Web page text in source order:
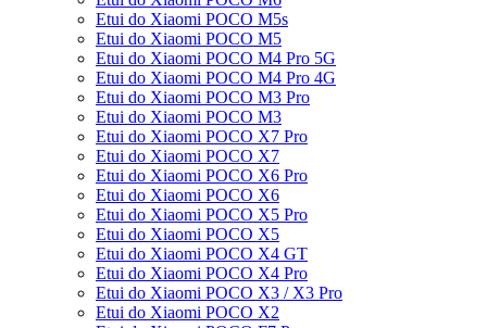
Etui do Xiaomi POCO M5s
Etui do Xiaomi POCO M5
Etui do Xiaomi POCO M4 Pro 5G
Etui do Xiaomi POCO M4 Pro 4G
Etui do Xiaomi POCO M3 Pro
Etui do Xiaomi POCO M3
Etui do Xiaomi POCO X7 Pro
Etui do Xiaomi POCO X7
Etui do Xiaomi POCO X6 Pro
Etui do Xiaomi POCO X6
Etui do Xiaomi POCO X5 Pro
Etui do Xiaomi POCO X5
Etui do Xiaomi POCO X4 GT
Etui do Xiaomi POCO X4 Pro
Etui do Xiaomi POCO X3 / X3 Pro
Etui do Xiaomi POCO X2